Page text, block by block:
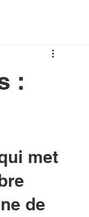
:
met
de